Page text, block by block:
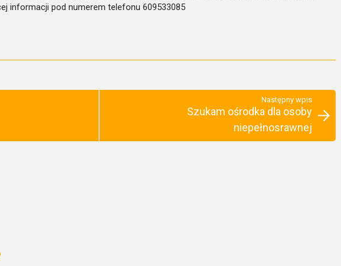
informacji pod numerem telefonu 609533085
Następny wpis
Szukam ośrodka dla osoby
niepełnosrawnej